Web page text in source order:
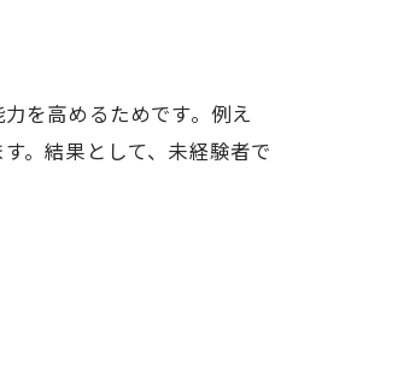
を高めるためです。例え
。結果として、未経験者で